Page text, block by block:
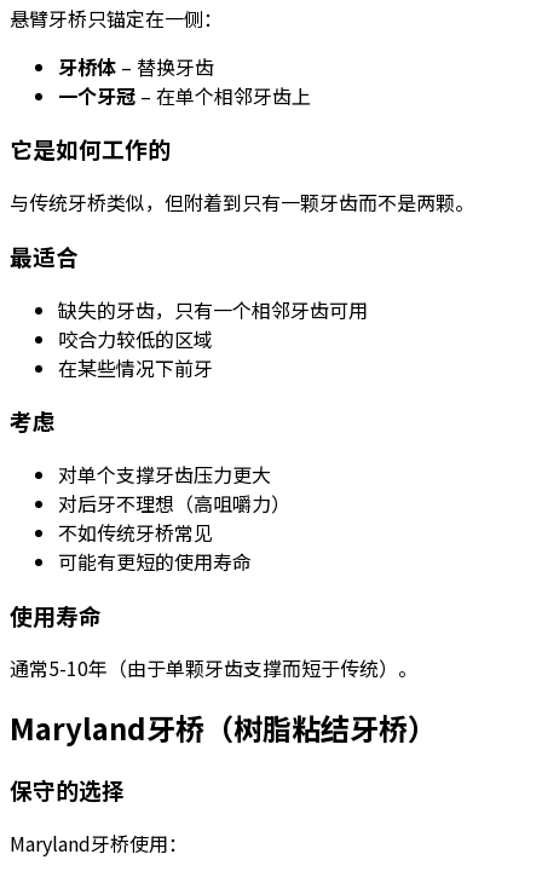
悬臂牙桥只锚定在一侧：
牙桥体 – 替换牙齿
一个牙冠 – 在单个相邻牙齿上
它是如何工作的
与传统牙桥类似，但附着到只有一颗牙齿而不是两颗。
最适合
缺失的牙齿，只有一个相邻牙齿可用
咬合力较低的区域
在某些情况下前牙
考虑
对单个支撑牙齿压力更大
对后牙不理想（高咀嚼力）
不如传统牙桥常见
可能有更短的使用寿命
使用寿命
通常5-10年（由于单颗牙齿支撑而短于传统）。
Maryland牙桥（树脂粘结牙桥）
保守的选择
Maryland牙桥使用：